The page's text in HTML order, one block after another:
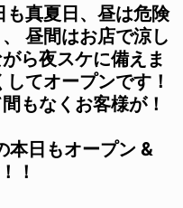
も真夏日、昼は危険
昼間はお店で涼し
ら夜スケに備えま
てオープンです！
もなくお客様が！
本日もオープン &
！